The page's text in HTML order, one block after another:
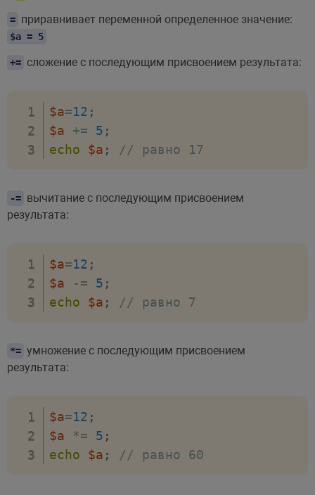
= приравнивает переменной определенное значение:
$a = 5
+= сложение с последующим присвоением результата:
$a=12 ;
$a
+= 5 ;
echo
$a ; // равно 17
-= вычитание с последующим присвоением
результата:
$a=12 ;
$a
-= 5 ;
echo
$a ; // равно 7
*= умножение с последующим присвоением
результата:
$a=12 ;
$a
*= 5 ;
echo
$a ; // равно 60